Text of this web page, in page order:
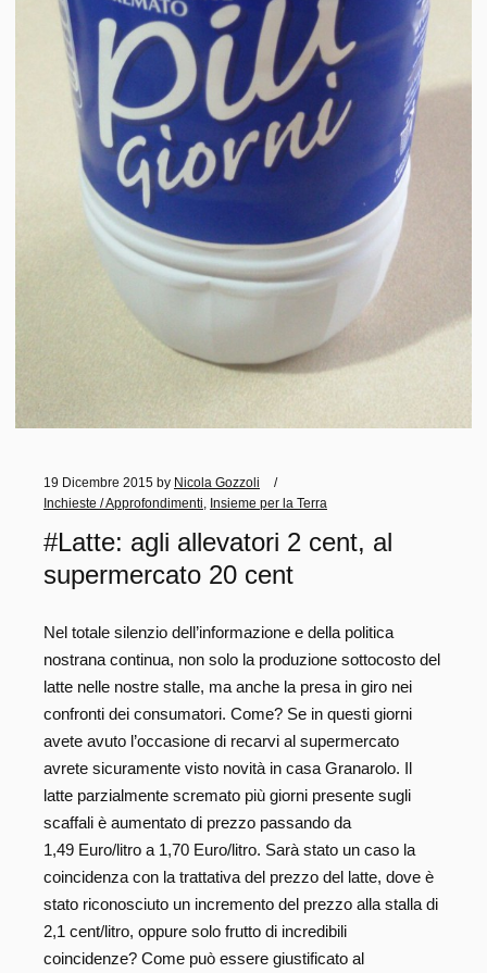
19 Dicembre 2015 by Nicola Gozzoli
Inchieste / Approfondimenti
Insieme per la Terra
#Latte: agli allevatori 2 cent, al
supermercato 20 cent
Nel totale silenzio dell’informazione e della politica
nostrana continua, non solo la produzione sottocosto del
latte nelle nostre stalle, ma anche la presa in giro nei
confronti dei consumatori. Come? Se in questi giorni
avete avuto l’occasione di recarvi al supermercato
avrete sicuramente visto novità in casa Granarolo. Il
latte parzialmente scremato più giorni presente sugli
scaffali è aumentato di prezzo passando da
1,49 Euro/litro a 1,70 Euro/litro. Sarà stato un caso la
coincidenza con la trattativa del prezzo del latte, dove è
stato riconosciuto un incremento del prezzo alla stalla di
2,1 cent/litro, oppure solo frutto di incredibili
coincidenze? Come può essere giustificato al